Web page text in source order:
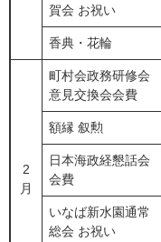
賀会 お祝い
香典・花輪
2
月
町村会政務研修会
意見交換会会費
額縁 叙勲
日本海政経懇話会
会費
いなば新水園通常
総会 お祝い